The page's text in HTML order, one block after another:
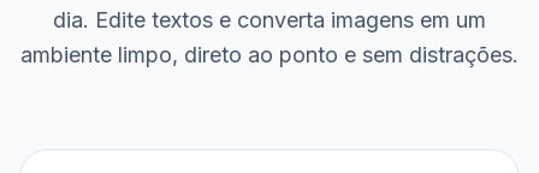
dia. Edite textos e converta imagens em um
ambiente limpo, direto ao ponto e sem distrações.